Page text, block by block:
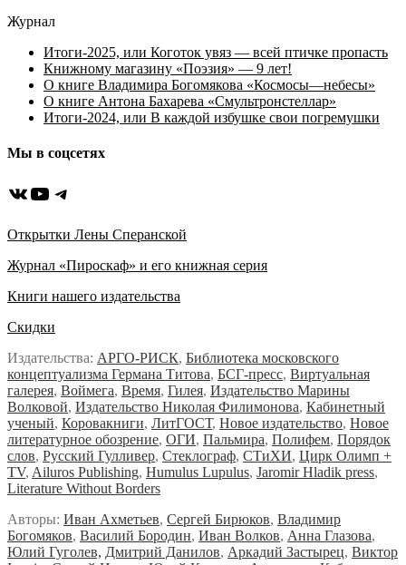
Журнал
Итоги-2025, или Коготок увяз — всей птичке пропасть
Книжному магазину «Поэзия» — 9 лет!
О книге Владимира Богомякова «Космосы—небесы»
О книге Антона Бахарева «Смультронстеллар»
Итоги-2024, или В каждой избушке свои погремушки
Мы в соцсетях
ВКонтакте
YouTube
Telegram
Открытки Лены Сперанской
Журнал «Пироскаф» и его книжная серия
Книги нашего издательства
Скидки
Издательства: АРГО-РИСК, Библиотека московского
концептуализма Германа Титова, БСГ-пресс, Виртуальная
галерея, Воймега, Время, Гилея, Издательство Марины
Волковой, Издательство Николая Филимонова, Кабинетный
ученый, Коровакниги, ЛитГОСТ, Новое издательство, Новое
литературное обозрение, ОГИ, Пальмира, Полифем, Порядок
слов, Русский Гулливер, Стеклограф, СТиХИ, Цирк Олимп +
TV, Ailuros Publishing, Humulus Lupulus, Jaromir Hladik press,
Literature Without Borders
Авторы: Иван Ахметьев, Сергей Бирюков, Владимир
Богомяков, Василий Бородин, Иван Волков, Анна Глазова,
Юлий Гуголев, Дмитрий Данилов, Аркадий Застырец, Виктор